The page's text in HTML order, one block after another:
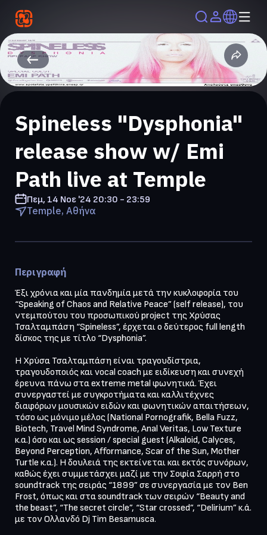
Spineless "Dysphonia"
release show w/ Emi
Path live at Temple
Πεμ, 14 Νοε '24 20:30 - 23:59
Temple, Αθήνα
Περιγραφή
Έξι χρόνια και μία πανδημία μετά την κυκλοφορία του
“Speaking of Chaos and Relative Peace” (self release), του
ντεμπούτου του προσωπικού project της Χρύσας
Τσαλταμπάση “Spineless”, έρχεται ο δεύτερος full length
δίσκος της με τίτλο “Dysphonia”.
Η Χρύσα Τσαλταμπάση είναι τραγουδίστρια,
τραγουδοποιός και vocal coach με ειδίκευση και συνεχή
έρευνα πάνω στα extreme metal φωνητικά. Έχει
συνεργαστεί με συγκροτήματα και καλλιτέχνες
διαφόρων μουσικών ειδών και φωνητικών απαιτήσεων,
τόσο ως μόνιμο μέλος (National Pornografik, Bella Fuzz,
Biotech, Travel Mind Syndrome, Anal Veritas, Low Texture
κ.α.) όσο και ως session / special guest (Alkaloid, Calyces,
Beyond Perception, Afformance, Scar of the Sun, Mother
Turtle κ.α.). Η δουλειά της εκτείνεται και εκτός συνόρων,
καθώς έχει συμμετάσχει μαζί με την Σοφία Σαρρή στο
soundtrack της σειράς “1899” σε συνεργασία με τον Ben
Frost, όπως και στα soundtrack των σειρών “Βeauty and
the beast”, “The secret circle”, “Star crossed”, “Delirium” κ.ά.
με τον Ολλανδό Dj Tim Besamusca.